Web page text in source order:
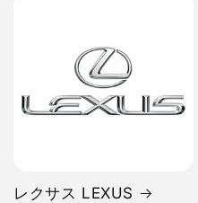
レクサス LEXUS